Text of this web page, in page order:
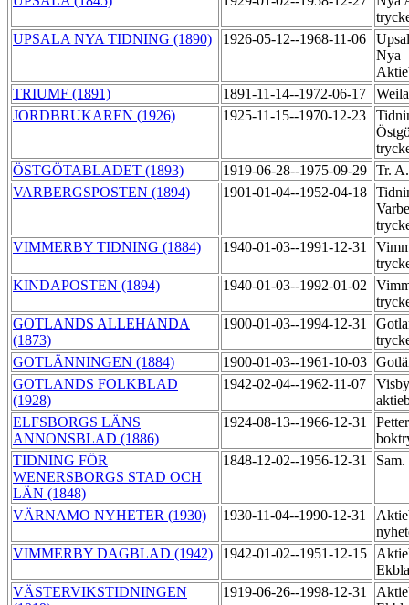
UPSALA NYA TIDNING (1890)
1926-05-12--1968-11-06
Nya
TRIUMF (1891)
1891-11-14--1972-06-17
JORDBRUKAREN (1926)
1925-11-15--1970-12-23
ÖSTGÖTABLADET (1893)
1919-06-28--1975-09-29 Tr.
VARBERGSPOSTEN (1894)
1901-01-04--1952-04-18
VIMMERBY TIDNING (1884)
1940-01-03--1991-12-31
KINDAPOSTEN (1894)
1940-01-03--1992-01-02
GOTLANDS ALLEHANDA
(1873)
1900-01-03--1994-12-31
GOTLÄNNINGEN (1884)
1900-01-03--1961-10-03
GOTLANDS FOLKBLAD
(1928)
1942-02-04--1962-11-07
ELFSBORGS LÄNS
ANNONSBLAD (1886)
1924-08-13--1966-12-31
TIDNING FÖR
WENERSBORGS STAD OCH
LÄN (1848)
1848-12-02--1956-12-31
VÄRNAMO NYHETER (1930) 1930-11-04--1990-12-31
VIMMERBY DAGBLAD (1942)
1942-01-02--1951-12-15
VÄSTERVIKSTIDNINGEN
1919-06-26--1998-12-31